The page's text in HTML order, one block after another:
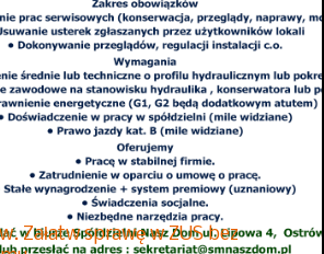
Załatw sprawę w ZUS bez